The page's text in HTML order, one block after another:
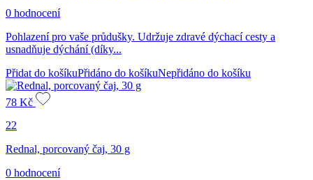
0 hodnocení
Pohlazení pro vaše průdušky. Udržuje zdravé dýchací cesty a
usnadňuje dýchání (díky...
Přidat do košíkuPřidáno do košíkuNepřidáno do košíku
78 Kč
22
Rednal, porcovaný čaj, 30 g
0 hodnocení